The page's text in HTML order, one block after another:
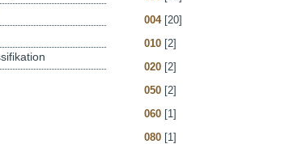
004[20]
010 [2]
020 [2]
050 [2]
060 [1]
080 [1]